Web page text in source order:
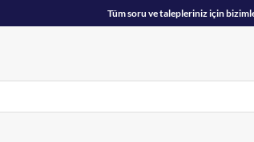
Tüm soru ve talepleriniz için